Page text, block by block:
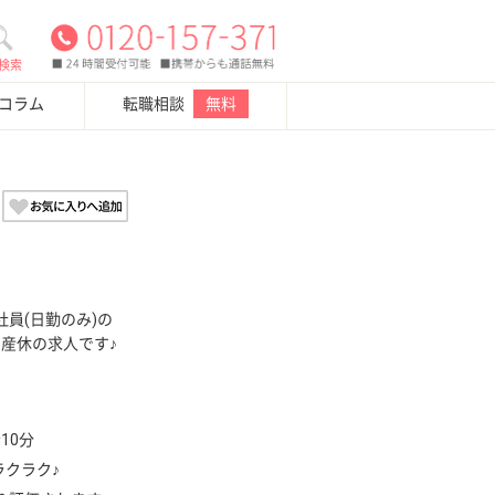
索
ラム 転職相談 無料
員(日勤のみ)の
休の求人です♪
分
クラク♪